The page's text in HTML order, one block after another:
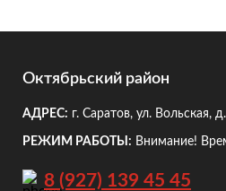
Октябрьский район
АДРЕС: г. Саратов, ул. Вольская,
РЕЖИМ РАБОТЫ: Внимание!
8 (927) 139 45 45